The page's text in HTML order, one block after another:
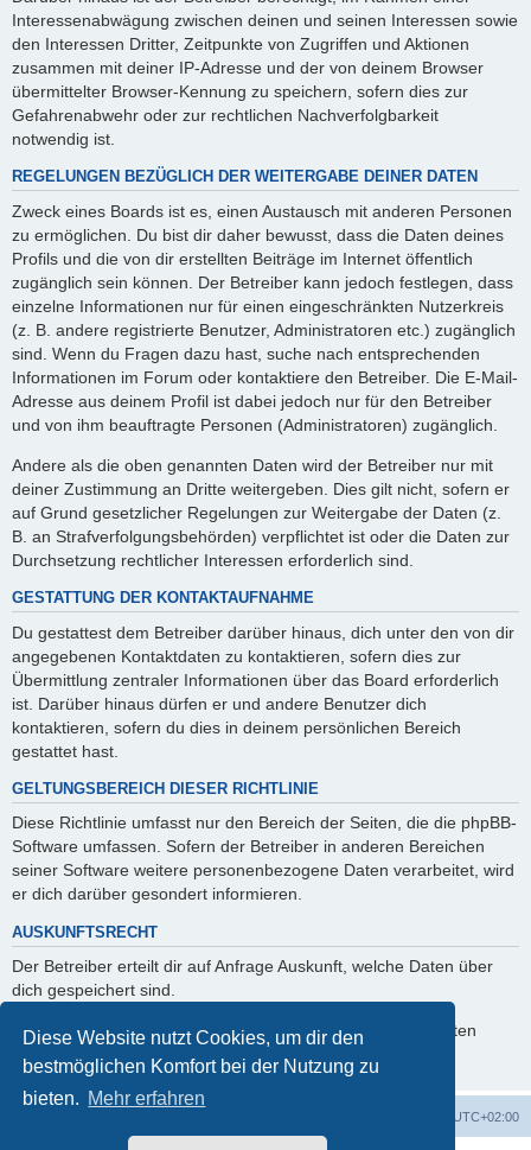
Diese Website nutzt Cookies, um dir den
bestmöglichen Komfort bei der Nutzung zu
bieten. Mehr erfahren
Interessenabwägung zwischen deinen und seinen Interessen sowie
den Interessen Dritter, Zeitpunkte von Zugriffen und Aktionen
zusammen mit deiner IP-Adresse und der von deinem Browser
übermittelter Browser-Kennung zu speichern, sofern dies zur
Gefahrenabwehr oder zur rechtlichen Nachverfolgbarkeit
notwendig ist.
REGELUNGEN BEZÜGLICH DER WEITERGABE DEINER DATEN
Zweck eines Boards ist es, einen Austausch mit anderen Personen
zu ermöglichen. Du bist dir daher bewusst, dass die Daten deines
Profils und die von dir erstellten Beiträge im Internet öffentlich
zugänglich sein können. Der Betreiber kann jedoch festlegen, dass
einzelne Informationen nur für einen eingeschränkten Nutzerkreis
(z. B. andere registrierte Benutzer, Administratoren etc.) zugänglich
sind. Wenn du Fragen dazu hast, suche nach entsprechenden
Informationen im Forum oder kontaktiere den Betreiber. Die E-Mail-
Adresse aus deinem Profil ist dabei jedoch nur für den Betreiber
und von ihm beauftragte Personen (Administratoren) zugänglich.
Andere als die oben genannten Daten wird der Betreiber nur mit
deiner Zustimmung an Dritte weitergeben. Dies gilt nicht, sofern er
auf Grund gesetzlicher Regelungen zur Weitergabe der Daten (z.
B. an Strafverfolgungsbehörden) verpflichtet ist oder die Daten zur
Durchsetzung rechtlicher Interessen erforderlich sind.
GESTATTUNG DER KONTAKTAUFNAHME
Du gestattest dem Betreiber darüber hinaus, dich unter den von dir
angegebenen Kontaktdaten zu kontaktieren, sofern dies zur
Übermittlung zentraler Informationen über das Board erforderlich
ist. Darüber hinaus dürfen er und andere Benutzer dich
kontaktieren, sofern du dies in deinem persönlichen Bereich
gestattet hast.
GELTUNGSBEREICH DIESER RICHTLINIE
Diese Richtlinie umfasst nur den Bereich der Seiten, die die phpBB-
Software umfassen. Sofern der Betreiber in anderen Bereichen
seiner Software weitere personenbezogene Daten verarbeitet, wird
er dich darüber gesondert informieren.
AUSKUNFTSRECHT
Der Betreiber erteilt dir auf Anfrage Auskunft, welche Daten über
dich gespeichert sind.
Du kannst jederzeit die Löschung bzw. Sperrung deiner Daten
verlangen. Kontaktiere hierzu bitte den Betreiber.
UTC+02:00